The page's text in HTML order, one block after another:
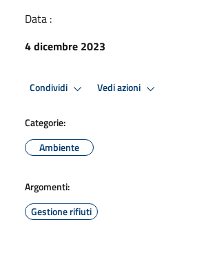
Data :
4 dicembre 2023
Condividi Vedi azioni
Categorie:
Ambiente
Argomenti:
Gestione rifiuti